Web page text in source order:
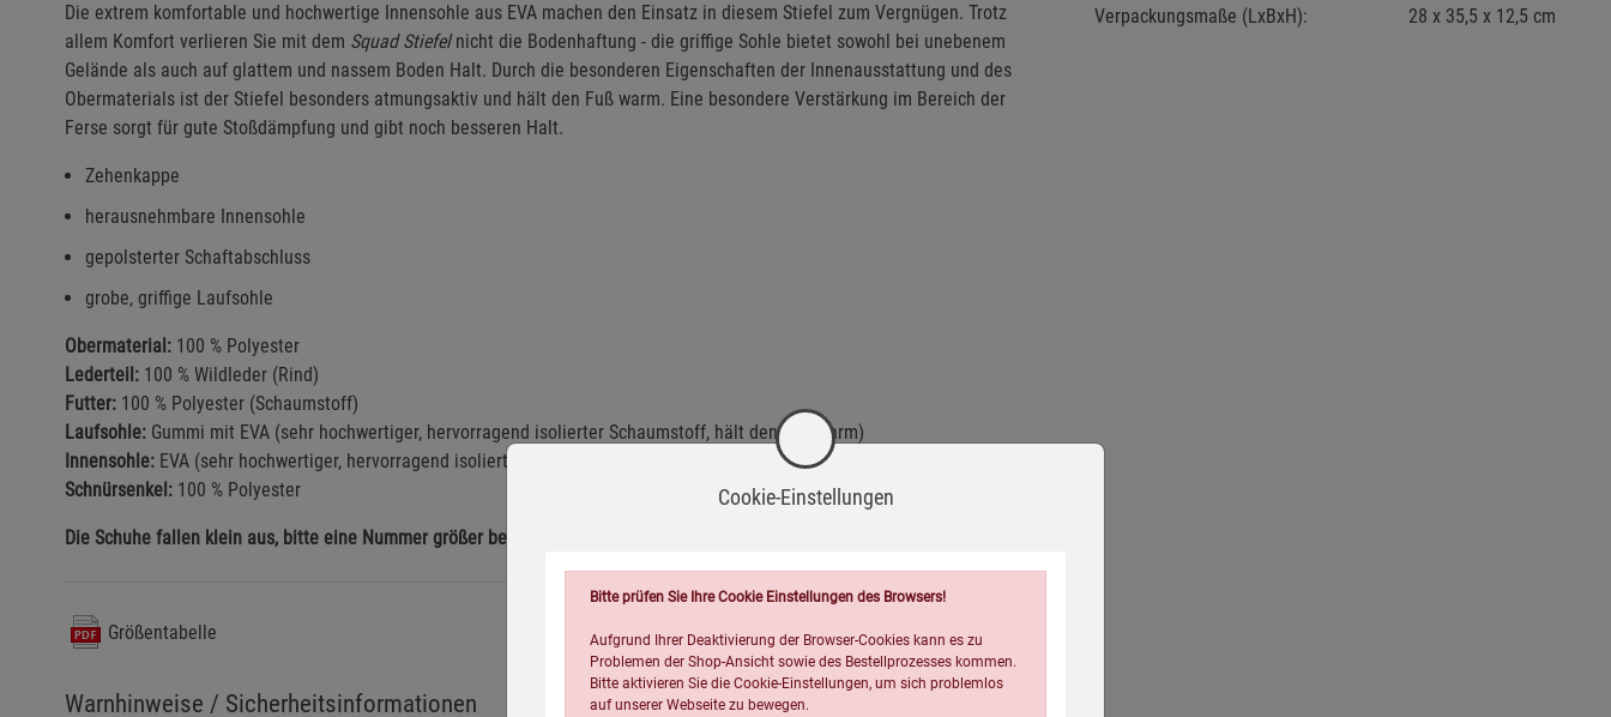
Die extrem komfortable und hochwertige Innensohle aus EVA machen den Einsatz in diesem Stiefel zum Vergnügen. Trotz
allem Komfort verlieren Sie mit dem Squad Stiefelnicht die Bodenhaftung - die griffige Sohle bietet sowohl bei unebenem
Gelände als auch auf glattem und nassem Boden Halt. Durch die besonderen Eigenschaften der Innenausstattung und des
Obermaterials ist der Stiefel besonders atmungsaktiv und hält den Fuß warm. Eine besondere Verstärkung im Bereich der
Ferse sorgt für gute Stoßdämpfung und gibt noch besseren Halt.
Zehenkappe
herausnehmbare Innensohle
gepolsterter Schaftabschluss
grobe, griffige Laufsohle
Obermaterial: 100 % Polyester
Lederteil: 100 % Wildleder (Rind)
Futter: 100 % Polyester (Schaumstoff)
Laufsohle: Gummi mit EVA (sehr hochwertiger, hervorragend isolierter Schaumstoff, hält den Fuß warm)
Innensohle: EVA (sehr hochwertiger, hervorragend isolierter Schaumstoff, hält den Fuß warm)
Schnürsenkel: 100 % Polyester
Die Schuhe fallen klein aus, bitte eine Nummer größer bestellen!
Größentabelle
Warnhinweise / Sicherheitsinformationen
Verpackungsmaße (LxBxH):
28 35,5 12,5 cm
Cookie-Einstellungen
Bitte prüfen Sie Ihre Cookie Einstellungen des Browsers!
Aufgrund Ihrer Deaktivierung der Browser-Cookies kann es zu
Problemen der Shop-Ansicht sowie des Bestellprozesses kommen.
Bitte aktivieren Sie die Cookie-Einstellungen, um sich problemlos
auf unserer Webseite zu bewegen.